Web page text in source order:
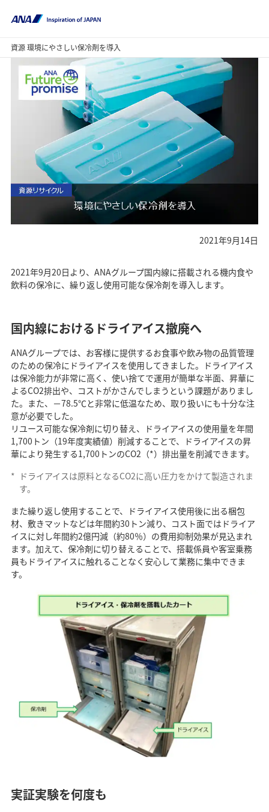
資源 環境にやさしい保冷剤を導入
2021年9月14日
2021年9月20日より、ANAグループ国内線に搭載される機内食や
飲料の保冷に、繰り返し使用可能な保冷剤を導入します。
国内線におけるドライアイス撤廃へ
ANAグループでは、お客様に提供するお食事や飲み物の品質管理
のための保冷にドライアイスを使用してきました。ドライアイス
は保冷能力が非常に高く、使い捨てで運用が簡単な半面、昇華に
よるCO2排出や、コストがかさんでしまうという課題がありまし
た。また、－78.5℃と非常に低温なため、取り扱いにも十分な注
意が必要でした。
リユース可能な保冷剤に切り替え、ドライアイスの使用量を年間
1,700トン（19年度実績値）削減することで、ドライアイスの昇
華により発生する1,700トンのCO2（*）排出量を削減できます。
* ドライアイスは原料となるCO2に高い圧力をかけて製造されま
す。
また繰り返し使用することで、ドライアイス使用後に出る梱包
材、敷きマットなどは年間約30トン減り、コスト面ではドライア
イスに対し年間約2億円減（約80％）の費用抑制効果が見込まれ
ます。加えて、保冷剤に切り替えることで、搭載係員や客室乗務
員もドライアイスに触れることなく安心して業務に集中できま
す。
実証実験を何度も